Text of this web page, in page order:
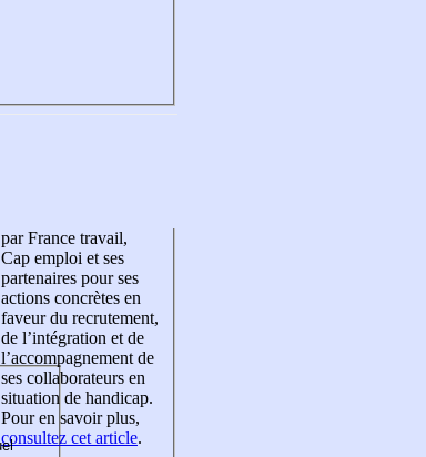
par France travail,
Cap emploi et ses
partenaires pour ses
actions concrètes en
faveur du recrutement,
de l’intégration et de
l’accompagnement de
ses collaborateurs en
situation de handicap.
Pour en savoir plus,
consultez cet article.